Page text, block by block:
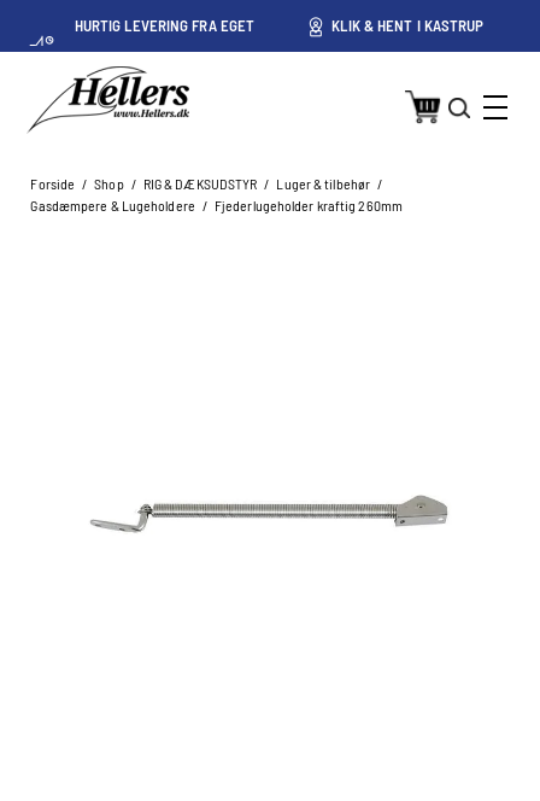
HURTIG LEVERING FRA EGET
LAGER I KASTRUP
KLIK & HENT I KASTRUP
Forside / Shop / RIG & DÆKSUDSTYR / Luger & tilbehør /
Gasdæmpere & Lugeholdere / Fjederlugeholder kraftig 260mm